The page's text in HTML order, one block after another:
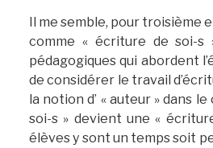
Il me semble, pour troisième
comme « écriture de soi-s
pédagogiques qui abordent
de considérer le travail
la notion d’ « auteur » dans
soi-s » devient une «
élèves y sont un temps soit